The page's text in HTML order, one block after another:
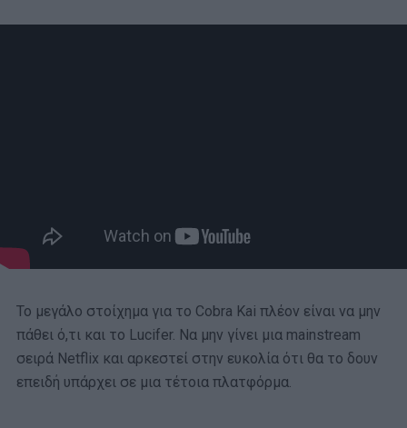
Το μεγάλο στοίχημα για το Cobra Kai πλέον είναι να μην
πάθει ό,τι και το Lucifer. Να μην γίνει μια mainstream
σειρά Netflix και αρκεστεί στην ευκολία ότι θα το δουν
επειδή υπάρχει σε μια τέτοια πλατφόρμα.